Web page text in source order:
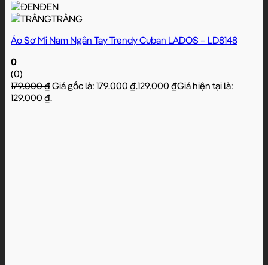
ĐEN
TRẮNG
Áo Sơ Mi Nam Ngắn Tay Trendy Cuban LADOS – LD8148
0
(0)
179.000₫Giá gốc là: 179.000 ₫.129.000 ₫Giá hiện tại là:
129.000 ₫.